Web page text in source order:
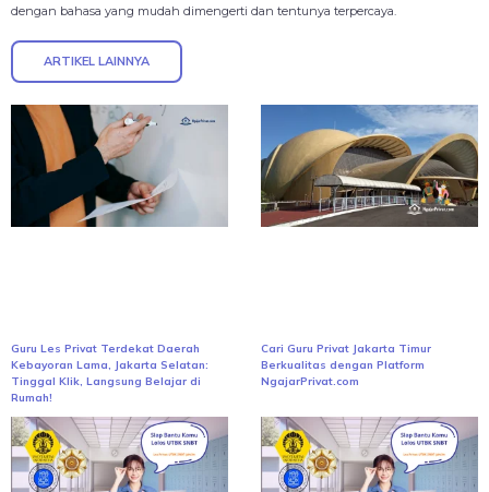
dengan bahasa yang mudah dimengerti dan tentunya terpercaya.
ARTIKEL LAINNYA
Guru Les Privat Terdekat Daerah
Kebayoran Lama, Jakarta Selatan:
Tinggal Klik, Langsung Belajar di
Rumah!
Cari Guru Privat Jakarta Timur
Berkualitas dengan Platform
NgajarPrivat.com